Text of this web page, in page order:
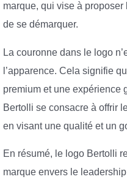
marque, qui vise à
de se démarquer.
La couronne dans le logo
l’apparence. Cela signifie
premium et une expérience
Bertolli se consacre à offrir
en visant une qualité et un
En résumé, le logo Bertolli
marque envers le